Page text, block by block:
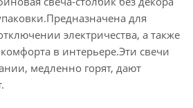
для
электричества, а также
в интерьере.Эти свечи
медленно горят, дают